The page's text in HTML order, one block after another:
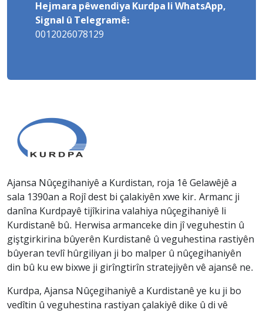
Hejmara pêwendiya Kurdpa li WhatsApp,
Signal û Telegramê:
0012026078129
Ajansa Nûçegihaniyê a Kurdistan, roja 1ê Gelawêjê a
sala 1390an a Rojî dest bi çalakiyên xwe kir. Armanc ji
danîna Kurdpayê tijîkirina valahiya nûçegihaniyê li
Kurdistanê bû. Herwisa armanceke din jî veguhestin û
giştgirkirina bûyerên Kurdistanê û veguhestina rastiyên
bûyeran tevlî hûrgiliyan ji bo malper û nûçegihaniyên
din bû ku ew bixwe ji girîngtirîn stratejiyên vê ajansê ne.
Kurdpa, Ajansa Nûçegihaniyê a Kurdistanê ye ku ji bo
vedîtin û veguhestina rastiyan çalakiyê dike û di vê